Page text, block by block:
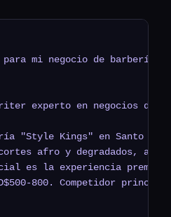
mi negocio de barbería"
experto en negocios de
"Style Kings" en Santo
afro y degradados,
es la experiencia premium
800. Competidor